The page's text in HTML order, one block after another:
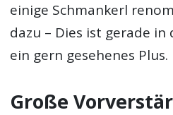
einige Schmankerl
dazu – Dies ist gerade in
ein gern gesehenes Plus.
Große